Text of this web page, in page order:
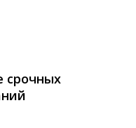
срочных